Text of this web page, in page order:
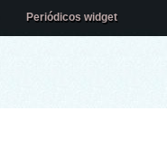
Periódicos widget